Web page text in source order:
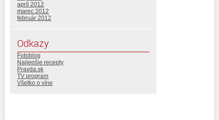
apríl 2012
marec 2012
február 2012
Odkazy
Fotoblog
Najlepšie recepty
Pravda.sk
TV program
Všetko o víne